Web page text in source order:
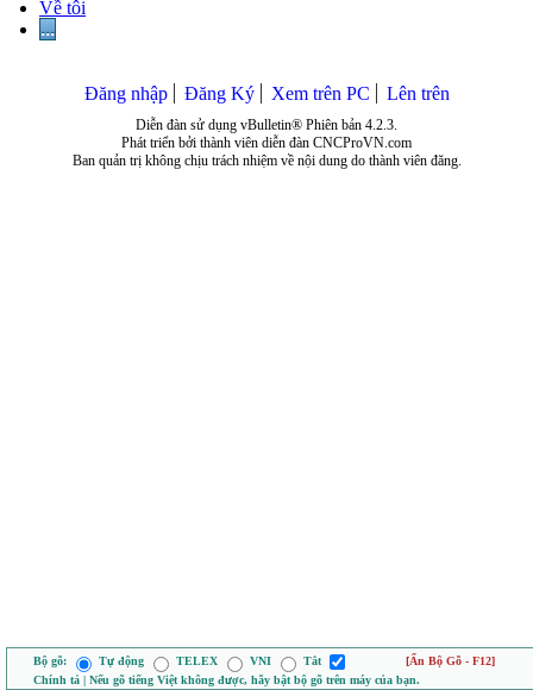
Về tôi
...
Đăng nhập Đăng Ký Xem trên PC Lên trên
Diễn đàn sử dụng vBulletin® Phiên bản 4.2.3.
Phát triển bởi thành viên diễn đàn CNCProVN.com
Ban quản trị không chịu trách nhiệm về nội dung do thành viên đăng.
Bộ gõ: Tự động TELEX VNI Tắt
[Ẩn Bộ Gõ - F12]
Chính tả | Nếu gõ tiếng Việt không được, hãy bật bộ gõ trên máy của bạn.